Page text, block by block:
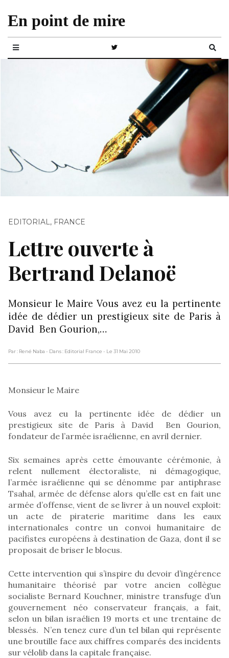
En point de mire
EDITORIAL , FRANCE
Lettre ouverte à
Bertrand Delanoë
Monsieur le Maire Vous avez eu la pertinente
idée de dédier un prestigieux site de Paris à
David Ben Gourion,…
Par : René Naba - Dans : Editorial France - Le 31 Mai 2010
Monsieur le Maire
Vous avez eu la pertinente idée de dédier un
prestigieux site de Paris à David Ben Gourion,
fondateur de l’armée israélienne, en avril dernier.
Six semaines après cette émouvante cérémonie, à
relent nullement électoraliste, ni démagogique,
l’armée israélienne qui se dénomme par antiphrase
Tsahal, armée de défense alors qu’elle est en fait une
armée d’offense, vient de se livrer à un nouvel exploit:
un acte de piraterie maritime dans les eaux
internationales contre un convoi humanitaire de
pacifistes européens à destination de Gaza, dont il se
proposait de briser le blocus.
Cette intervention qui s’inspire du devoir d’ingérence
humanitaire théorisé par votre ancien collègue
socialiste Bernard Kouchner, ministre transfuge d’un
gouvernement néo conservateur français, a fait,
selon un bilan israélien 19 morts et une trentaine de
blessés. N’en tenez cure d’un tel bilan qui représente
une broutille face aux chiffres comparés des incidents
sur vélolib dans la capitale française.